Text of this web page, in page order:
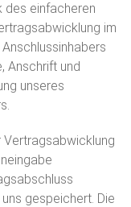
des einfacheren
im
Anschrift und
unseres
Vertragsabwicklung
gespeichert. Die